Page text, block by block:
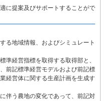
に提案及びサポートすることがで
る地域情報、およびシミュレート
準経営指標を取得する取得部と、
前記標準経営モデルおよび前記標
経営体に関する生産計画を生成す
伴う農地の変化であって、前記対